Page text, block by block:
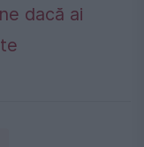
dacă ai